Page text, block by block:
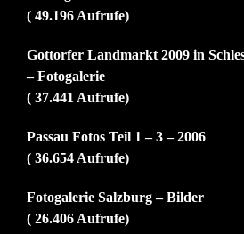
( 49.196 Aufrufe)
Gottorfer Landmarkt 2009 in
– Fotogalerie
( 37.441 Aufrufe)
Passau Fotos Teil 1 – 3 – 2006
( 36.654 Aufrufe)
Fotogalerie Salzburg – Bilder
( 26.406 Aufrufe)